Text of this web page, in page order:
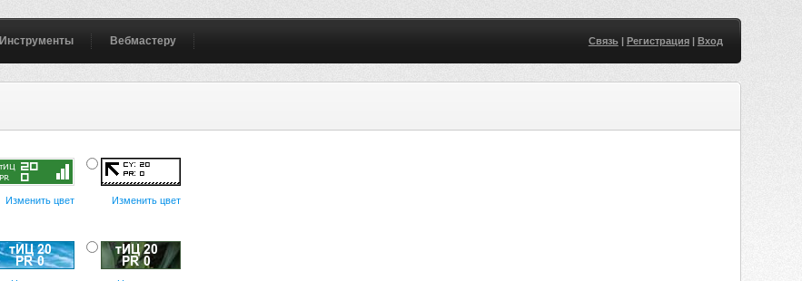
Инструменты Вебмастеру Связь| Регистрация| Вход
Изменить цвет Изменить цвет